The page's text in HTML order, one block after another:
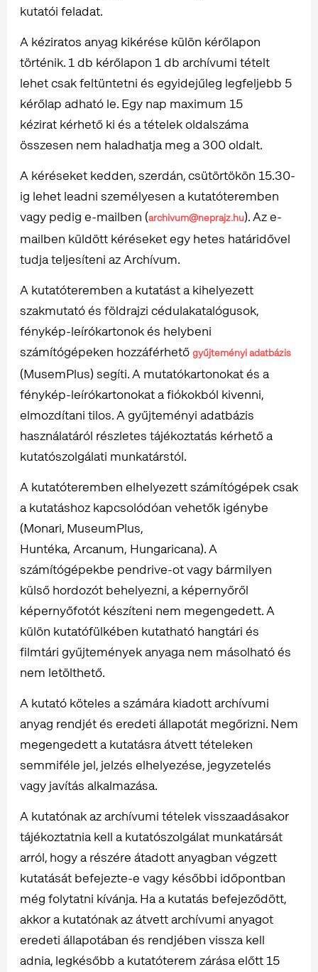
kutatói feladat.
A kéziratos anyag kikérése külön kérőlapon
történik. 1 db kérőlapon 1 db archívumi tételt
lehet csak feltüntetni és egyidejűleg legfeljebb 5
kérőlap adható le. Egy nap maximum 15
kézirat kérhető ki és a tételek oldalszáma
összesen nem haladhatja meg a 300 oldalt.
A kéréseket kedden, szerdán, csütörtökön 15.30-
ig lehet leadni személyesen a kutatóteremben
vagy pedig e-mailben (archivum@neprajz.hu). Az e-
mailben küldött kéréseket egy hetes határidővel
tudja teljesíteni az Archívum.
A kutatóteremben a kutatást a kihelyezett
szakmutató és földrajzi cédulakatalógusok,
fénykép-leírókartonok és helybeni
számítógépeken hozzáférhető gyűjteményi adatbázis
(MusemPlus) segíti. A mutatókartonokat és a
fénykép-leírókartonokat a fiókokból kivenni,
elmozdítani tilos. A gyűjteményi adatbázis
használatáról részletes tájékoztatás kérhető a
kutatószolgálati munkatárstól.
A kutatóteremben elhelyezett számítógépek csak
a kutatáshoz kapcsolódóan vehetők igénybe
(Monari, MuseumPlus,
Huntéka, Arcanum, Hungaricana). A
számítógépekbe pendrive-ot vagy bármilyen
külső hordozót behelyezni, a képernyőről
képernyőfotót készíteni nem megengedett. A
külön kutatófülkében kutatható hangtári és
filmtári gyűjtemények anyaga nem másolható és
nem letölthető.
A kutató köteles a számára kiadott archívumi
anyag rendjét és eredeti állapotát megőrizni. Nem
megengedett a kutatásra átvett tételeken
semmiféle jel, jelzés elhelyezése, jegyzetelés
vagy javítás alkalmazása.
A kutatónak az archívumi tételek visszaadásakor
tájékoztatnia kell a kutatószolgálat munkatársát
arról, hogy a részére átadott anyagban végzett
kutatását befejezte-e vagy későbbi időpontban
még folytatni kívánja. Ha a kutatás befejeződött,
akkor a kutatónak az átvett archívumi anyagot
eredeti állapotában és rendjében vissza kell
adnia, legkésőbb a kutatóterem zárása előtt 15